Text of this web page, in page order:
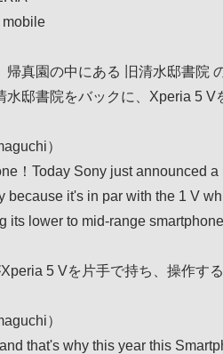
mobile
帰真園の中にある 旧清水邸書院
水邸書院をバックに、Xperia 5 V
）
！Today Sony just announced
because it's in par with the 1 V
its lower to mid-range
5 Vを片手で持ち、操作する
）
that's why this year this